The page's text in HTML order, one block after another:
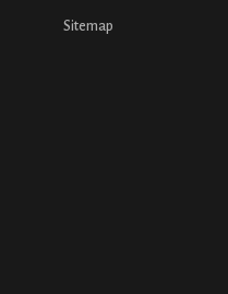
Sitemap